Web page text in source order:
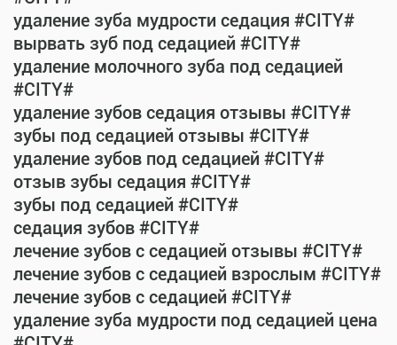
удаление зуба мудрости седация #CITY#
вырвать зуб под седацией #CITY#
удаление молочного зуба под седацией
#CITY#
удаление зубов седация отзывы #CITY#
зубы под седацией отзывы #CITY#
удаление зубов под седацией #CITY#
отзыв зубы седация #CITY#
зубы под седацией #CITY#
седация зубов #CITY#
лечение зубов с седацией отзывы #CITY#
лечение зубов с седацией взрослым #CITY#
лечение зубов с седацией #CITY#
удаление зуба мудрости под седацией цена